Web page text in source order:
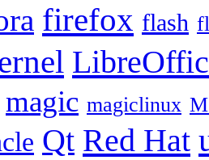
firefox flash
magic magiclinux
Qt Red Hat